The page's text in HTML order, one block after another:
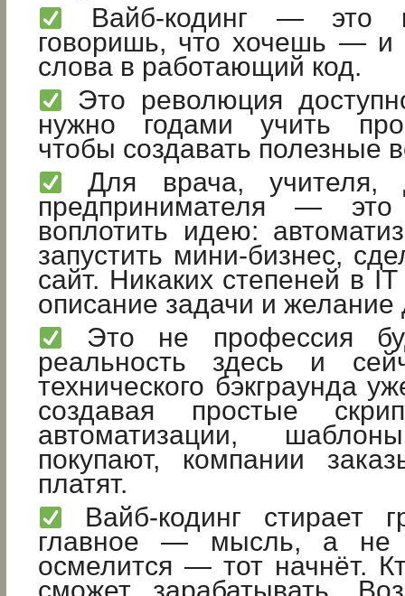
Вайб-кодинг — это
говоришь, что хочешь —
слова в работающий код.
Это революция
нужно годами учить
чтобы создавать полезные
Для врача, учителя,
предпринимателя —
воплотить идею:
запустить мини-бизнес,
сайт. Никаких степеней в
описание задачи и желание
Это не профессия
реальность здесь и
технического бэкграунда
создавая простые
автоматизации,
покупают, компании
платят.
Вайб-кодинг стирает
главное — мысль, а не
осмелится — тот начнёт.